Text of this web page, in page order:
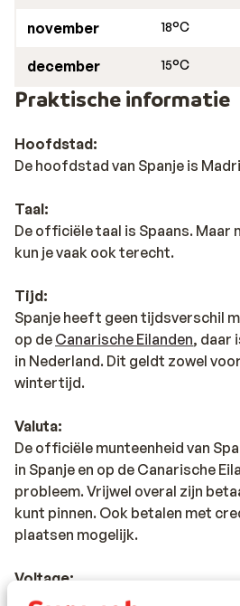
november 18°C
december 15°C
Praktische informatie
Hoofdstad:
De hoofdstad van Spanje is
Taal:
De officiële taal is Spaans. Maar
kun je vaak ook terecht.
Tijd:
Spanje heeft geen tijdsverschil
op de Canarische Eilanden, daar
in Nederland. Dit geldt zowel
wintertijd.
Valuta:
De officiële munteenheid van
in Spanje en op de Canarische
probleem. Vrijwel overal zijn
kunt pinnen. Ook betalen met
plaatsen mogelijk.
Voltage:
Het voltage is net als in